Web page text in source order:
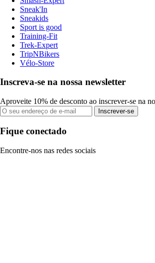
Sneak'In
Sneakids
Sport is good
Training-Fit
Trek-Expert
TripNBikers
Vélo-Store
Inscreva-se na nossa newsletter
Aproveite 10% de desconto ao inscrever-se na
Inscrever-se
Fique conectado
Encontre-nos nas redes sociais